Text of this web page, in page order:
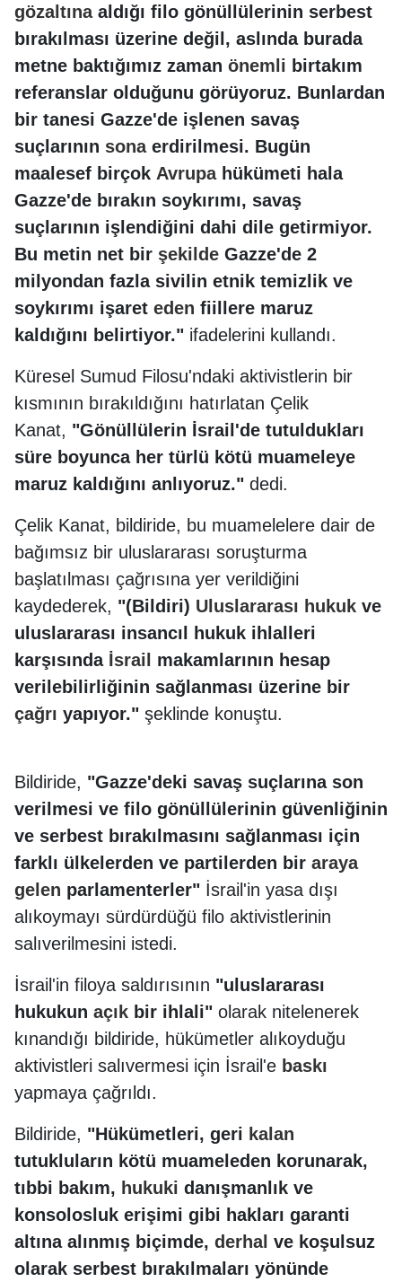
gözaltınaaldığı filo gönüllülerinin serbest
bırakılması üzerine değil, aslında burada
metne baktığımız zaman önemli birtakım
referanslar olduğunu görüyoruz. Bunlardan
bir tanesi Gazze'de işlenen savaş
suçlarının sonaerdirilmesi. Bugün
maalesef birçok Avrupahükümeti hala
Gazze'de bırakın soykırımı, savaş
suçlarının işlendiğini dahi dile getirmiyor.
Bu metin net bir şekilde Gazze'de 2
milyondan fazla sivilin etnik temizlik ve
soykırımı işaret eden fiillere maruz
kaldığını belirtiyor." ifadelerini kullandı.
Küresel Sumud Filosu'ndaki aktivistlerin bir
kısmının bırakıldığını hatırlatan Çelik
Kanat, "Gönüllülerin İsrail'de tutuldukları
süre boyunca her türlü kötü muameleye
maruz kaldığını anlıyoruz." dedi.
Çelik Kanat, bildiride, bu muamelelere dair de
bağımsız bir uluslararası soruşturma
başlatılması çağrısına yer verildiğini
kaydederek, "(Bildiri) Uluslararası hukuk ve
uluslararası insancıl hukuk ihlalleri
karşısında İsrail
makamlarının hesap
verilebilirliğinin sağlanması üzerine bir
çağrı yapıyor." şeklinde konuştu.
Bildiride, "Gazze'deki savaş suçlarına son
verilmesi ve filo gönüllülerinin güvenliğinin
ve serbest bırakılmasını sağlanması için
farklı ülkelerden ve partilerden bir araya
gelen parlamenterler" İsrail'in yasa dışı
alıkoymayı sürdürdüğü filo aktivistlerinin
salıverilmesini istedi.
İsrail'in filoya saldırısının "uluslararası
hukukun açık bir ihlali" olarak nitelenerek
kınandığı bildiride, hükümetler alıkoyduğu
aktivistleri salıvermesi için İsrail'e baskı
yapmaya çağrıldı.
Bildiride, "Hükümetleri, geri kalan
tutukluların kötü muameleden korunarak,
tıbbi bakım, hukuki danışmanlık ve
konsolosluk erişimi gibi hakları garanti
altına alınmış biçimde, derhal ve koşulsuz
olarak serbest bırakılmaları yönünde